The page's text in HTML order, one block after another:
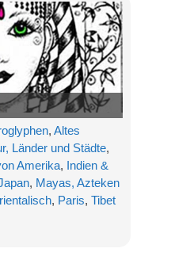
,Altes
Länder und Städte,
Amerika, Indien &
, Mayas, Azteken
, Paris,Tibet